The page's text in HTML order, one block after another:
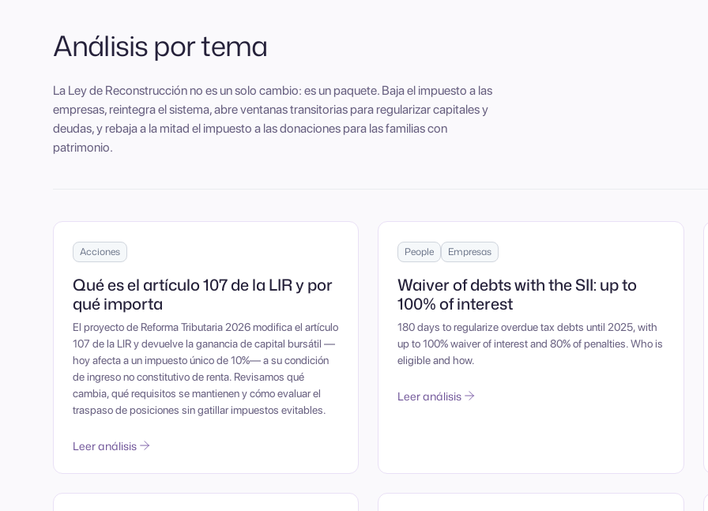
Análisis por tema
La Ley de Reconstrucción no es un solo cambio: es un paquete. Baja el impuesto a las
empresas, reintegra el sistema, abre ventanas transitorias para regularizar capitales y
deudas, y rebaja a la mitad el impuesto a las donaciones para las familias con
patrimonio.
Acciones
Qué es el artículo 107 de la LIR y por
qué importa
El proyecto de Reforma Tributaria 2026 modifica el artículo
107 de la LIR y devuelve la ganancia de capital bursátil —
hoy afecta a un impuesto único de 10%— a su condición
de ingreso no constitutivo de renta. Revisamos qué
cambia, qué requisitos se mantienen y cómo evaluar el
traspaso de posiciones sin gatillar impuestos evitables.
Leer análisis
People Empresas
Waiver of debts with the SII: up to
100% of interest
180 days to regularize overdue tax debts until 2025, with
up to 100% waiver of interest and 80% of penalties. Who is
eligible and how.
Leer análisis